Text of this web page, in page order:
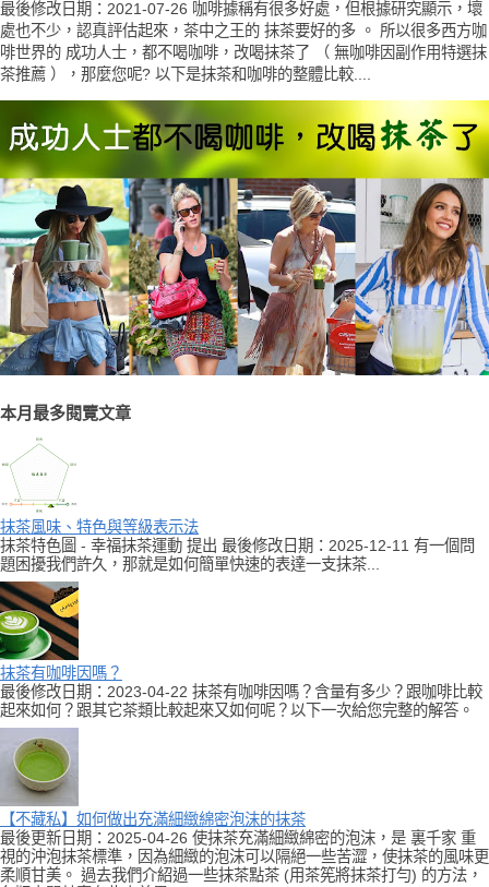
最後修改日期：2021-07-26 咖啡據稱有很多好處，但根據研究顯示，壞
處也不少，認真評估起來，茶中之王的 抹茶要好的多 。 所以很多西方咖
啡世界的 成功人士，都不喝咖啡，改喝抹茶了 （ 無咖啡因副作用特選抹
茶推薦 ），那麼您呢? 以下是抹茶和咖啡的整體比較....
本月最多閱覽文章
抹茶風味、特色與等級表示法
抹茶特色圖 - 幸福抹茶運動 提出 最後修改日期：2025-12-11 有一個問
題困擾我們許久，那就是如何簡單快速的表達一支抹茶...
抹茶有咖啡因嗎？
最後修改日期：2023-04-22 抹茶有咖啡因嗎？含量有多少？跟咖啡比較
起來如何？跟其它茶類比較起來又如何呢？以下一次給您完整的解答。
【不藏私】如何做出充滿細緻綿密泡沫的抹茶
最後更新日期：2025-04-26 使抹茶充滿細緻綿密的泡沫，是 裏千家 重
視的沖泡抹茶標準，因為細緻的泡沫可以隔絕一些苦澀，使抹茶的風味更
柔順甘美。 過去我們介紹過一些抹茶點茶 (用茶筅將抹茶打勻) 的方法，